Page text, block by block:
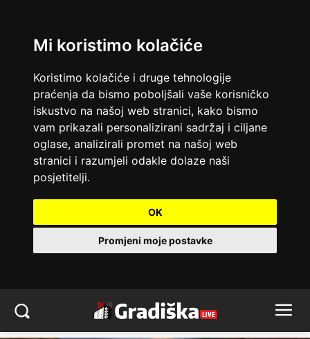
Mi koristimo kolačiće
Koristimo kolačiće i druge tehnologije
praćenja da bismo poboljšali vaše korisničko
iskustvo na našoj web stranici, kako bismo
vam prikazali personalizirani sadržaj i ciljane
oglase, analizirali promet na našoj web
stranici i razumjeli odakle dolaze naši
posjetitelji.
OK
Promjeni moje postavke